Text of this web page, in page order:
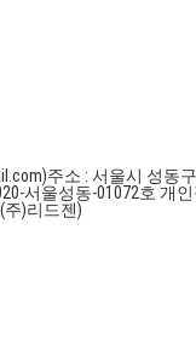
주소 : 서울시 성동
서울성동-01072호 개
주)리드젠)